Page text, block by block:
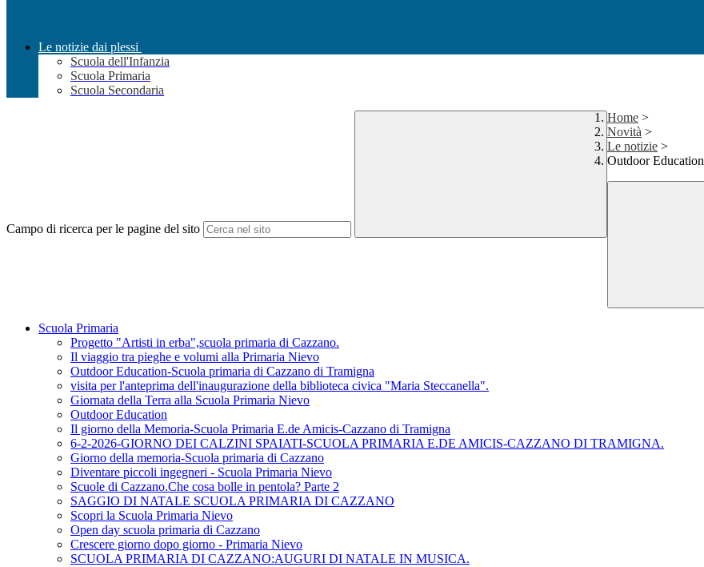
Le notizie dai plessi
Scuola dell'Infanzia
Scuola Primaria
Scuola Secondaria
Campo di ricerca per le pagine del sito
Home >
Novità >
Le notizie >
Outdoor Education
Scuola Primaria
Progetto "Artisti in erba",scuola primaria di Cazzano.
Il viaggio tra pieghe e volumi alla Primaria Nievo
Outdoor Education-Scuola primaria di Cazzano di Tramigna
visita per l'anteprima dell'inaugurazione della biblioteca civica "Maria Steccanella".
Giornata della Terra alla Scuola Primaria Nievo
Outdoor Education
Il giorno della Memoria-Scuola Primaria E.de Amicis-Cazzano di Tramigna
6-2-2026-GIORNO DEI CALZINI SPAIATI-SCUOLA PRIMARIA E.DE AMICIS-CAZZANO DI TRAMIGNA.
Giorno della memoria-Scuola primaria di Cazzano
Diventare piccoli ingegneri - Scuola Primaria Nievo
Scuole di Cazzano.Che cosa bolle in pentola? Parte 2
SAGGIO DI NATALE SCUOLA PRIMARIA DI CAZZANO
Scopri la Scuola Primaria Nievo
Open day scuola primaria di Cazzano
Crescere giorno dopo giorno - Primaria Nievo
SCUOLA PRIMARIA DI CAZZANO:AUGURI DI NATALE IN MUSICA.